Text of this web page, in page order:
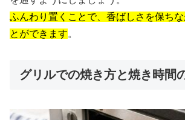
ふんわり置くことで、香ばしさを保ち
とができます。
グリルでの焼き方と焼き時間